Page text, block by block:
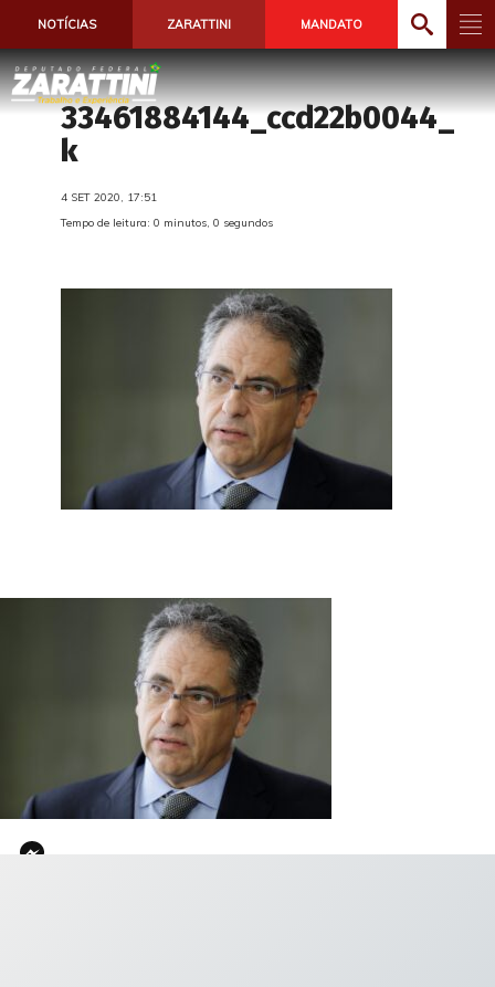
NOTÍCIAS ZARATTINI MANDATO
33461884144_ccd22b0044_
k
4 SET 2020, 17:51
Tempo de leitura: 0 minutos, 0 segundos